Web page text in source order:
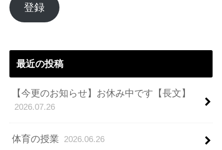
ア
ド
登録
最近の投稿
【今更のお知らせ】お休み中です【長文】
2026.07.26
体育の授業 2026.06.26